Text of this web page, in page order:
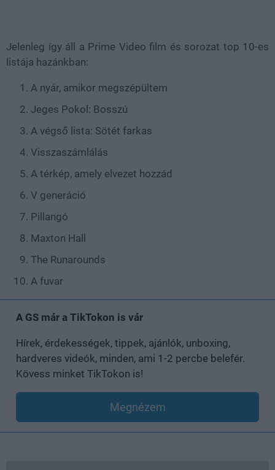
Jelenleg így áll a Prime Video film és sorozat top 10-es
listája hazánkban:
A nyár, amikor megszépültem
Jeges Pokol: Bosszú
A végső lista: Sötét farkas
Visszaszámlálás
A térkép, amely elvezet hozzád
V generáció
Pillangó
Maxton Hall
The Runarounds
A fuvar
A GS már a TikTokon is vár
Hírek, érdekességek, tippek, ajánlók, unboxing,
hardveres videók, minden, ami 1-2 percbe belefér.
Kövess minket TikTokon is!
Megnézem